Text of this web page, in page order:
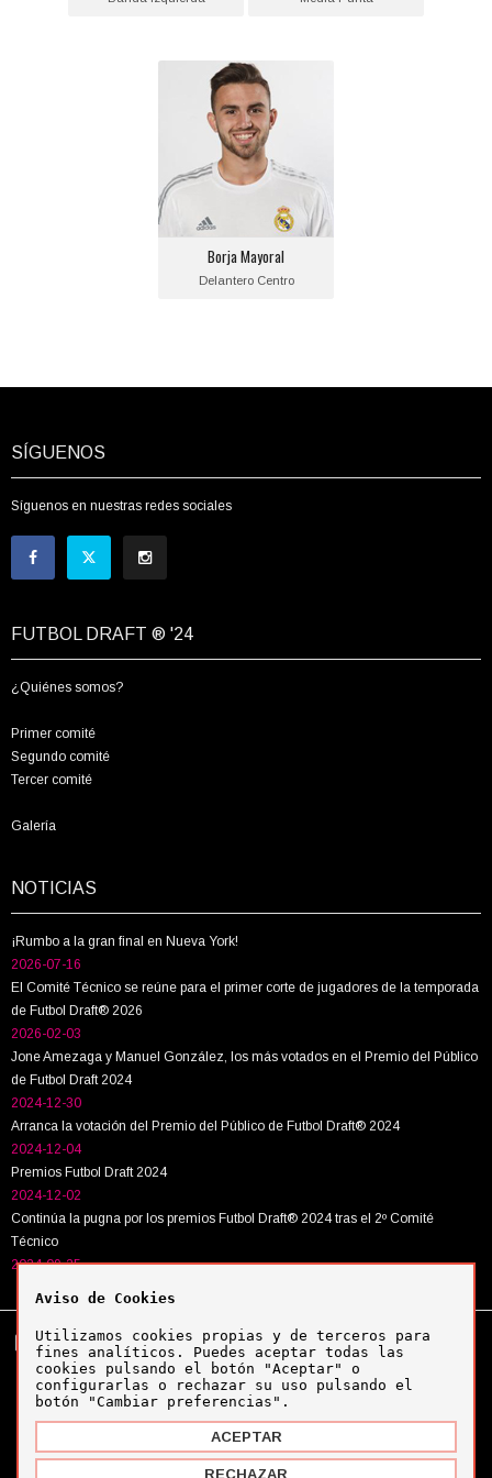
Borja Mayoral
Delantero Centro
Borja Mayoral
Posición:
Delantero Centro
Fecha de nacimiento:
Real Madrid
SÍGUENOS
Síguenos en nuestras redes sociales
FUTBOL DRAFT ® '24
¿Quiénes somos?
Primer comité
Segundo comité
Tercer comité
Galería
NOTICIAS
¡Rumbo a la gran final en Nueva York!
2026-07-16
El Comité Técnico se reúne para el primer corte de jugadores de la temporada
de Futbol Draft® 2026
2026-02-03
Jone Amezaga y Manuel González, los más votados en el Premio del Público
de Futbol Draft 2024
2024-12-30
Arranca la votación del Premio del Público de Futbol Draft® 2024
2024-12-04
Premios Futbol Draft 2024
2024-12-02
Continúa la pugna por los premios Futbol Draft® 2024 tras el 2º Comité
Técnico
2024-09-25
Tel: +34 943 63 40 63
Política de cookies
Política de privacidad
Aviso legal
Copyright © Futbol Draft 2024
Aviso de Cookies
Utilizamos cookies propias y de terceros para
fines analíticos. Puedes aceptar todas las
cookies pulsando el botón "Aceptar" o
configurarlas o rechazar su uso pulsando el
botón "Cambiar preferencias".
ACEPTAR
RECHAZAR